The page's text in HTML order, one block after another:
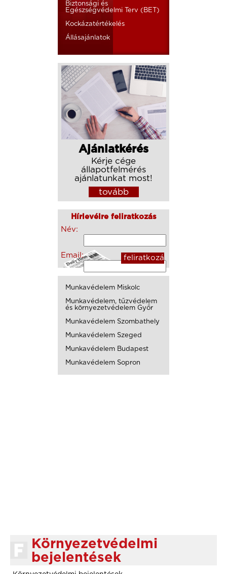
Biztonsági és
Egészségvédelmi Terv (BET)
Kockázatértékelés
Állásajánlatok
Ajánlatkérés
Kérje cége
állapotfelmérés
ajánlatunkat most!
tovább
Hírlevélre feliratkozás
Név:
Email:
Munkavédelem Miskolc
Munkavédelem, tűzvédelem
és környezetvédelem Győr
Munkavédelem Szombathely
Munkavédelem Szeged
Munkavédelem Budapest
Munkavédelem Sopron
Környezetvédelmi
bejelentések